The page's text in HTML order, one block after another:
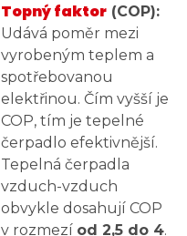
Topný faktor (COP):
Udává poměr mezi
vyrobeným teplem a
spotřebovanou
elektřinou. Čím vyšší je
COP, tím je tepelné
čerpadlo efektivnější.
Tepelná čerpadla
vzduch-vzduch
obvykle dosahují COP
v rozmezí od 2,5 do 4.